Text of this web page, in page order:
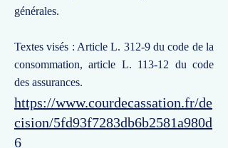
générales.
Textes visés : Article L. 312-9 du code de la
consommation, article L. 113-12 du code
des assurances.
https://www.courdecassation.fr/de
cision/5fd93f7283db6b2581a980d
6